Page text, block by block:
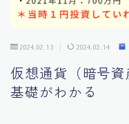
2024.02.13 2024.02.14
仮想通貨（暗号
基礎がわかる